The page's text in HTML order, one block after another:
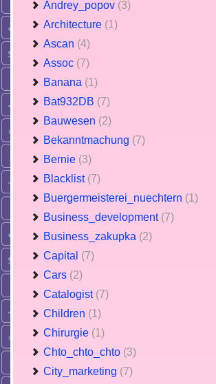
Andrey_popov (3)
Architecture (1)
Ascan (4)
Assoc (7)
Banana (1)
Bat932DB (7)
Bauwesen (2)
Bekanntmachung (7)
Bernie (3)
Blacklist (7)
Buergermeisterei_nuechtern (1)
Business_development (7)
Business_zakupka (2)
Capital (7)
Cars (2)
Catalogist (7)
Children (1)
Chirurgie (1)
Chto_chto_chto (3)
City_marketing (7)